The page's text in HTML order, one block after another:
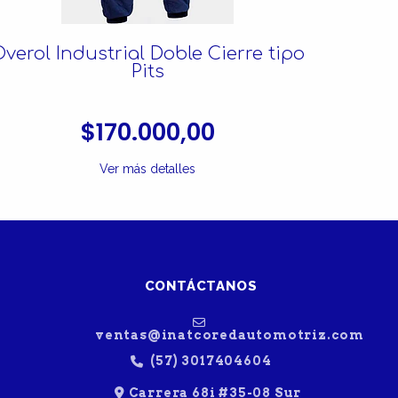
Industrial Doble Cierre tipo
Pits
$170.000,00
Ver más detalles
CONTÁCTANOS
ventas@inatcoredautomotriz.com
(57) 3017404604
Carrera 68i #35-08 Sur